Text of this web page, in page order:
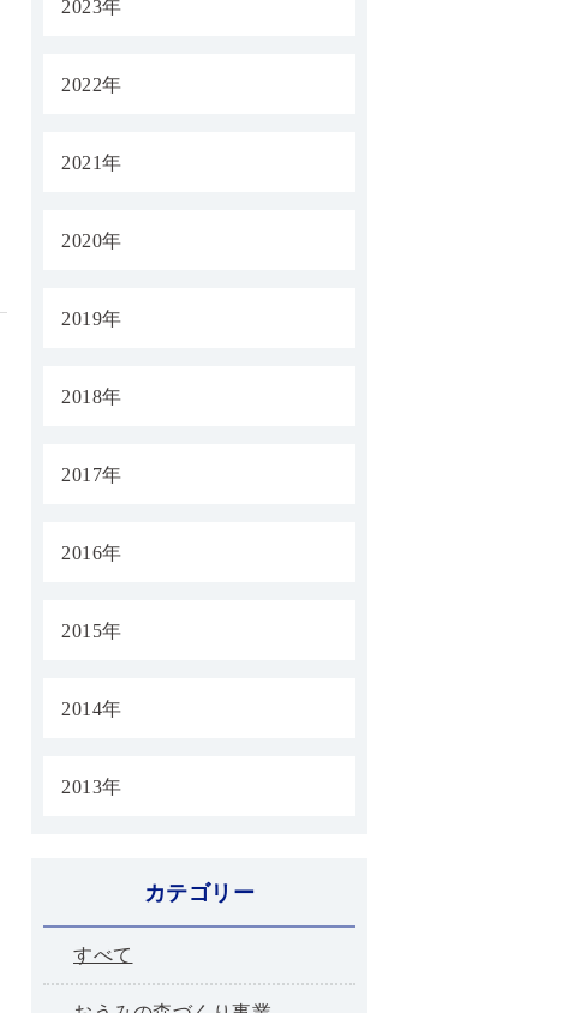
2023年
2022年
2021年
2020年
2019年
2018年
2017年
2016年
2015年
2014年
2013年
カテゴリー
すべて